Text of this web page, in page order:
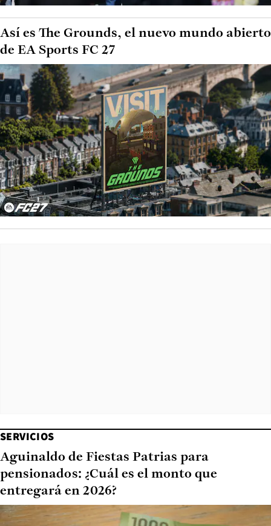
Así es The Grounds, el nuevo mundo abierto
de EA Sports FC 27
SERVICIOS
Aguinaldo de Fiestas Patrias para
pensionados: ¿Cuál es el monto que
entregará en 2026?